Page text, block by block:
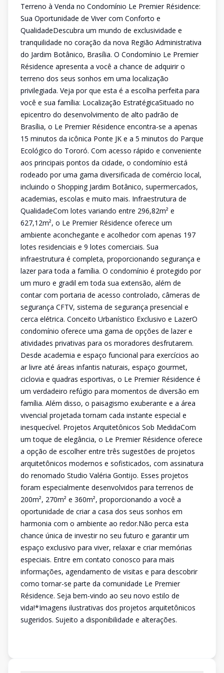
Terreno à Venda no Condomínio Le Premier Résidence:
Sua Oportunidade de Viver com Conforto e
QualidadeDescubra um mundo de exclusividade e
tranquilidade no coração da nova Região Administrativa
do Jardim Botânico, Brasília. O Condomínio Le Premier
Résidence apresenta a você a chance de adquirir o
terreno dos seus sonhos em uma localização
privilegiada. Veja por que esta é a escolha perfeita para
você e sua família: Localização EstratégicaSituado no
epicentro do desenvolvimento de alto padrão de
Brasília, o Le Premier Résidence encontra-se a apenas
15 minutos da icônica Ponte JK e a 5 minutos do Parque
Ecológico do Tororó. Com acesso rápido e conveniente
aos principais pontos da cidade, o condomínio está
rodeado por uma gama diversificada de comércio local,
incluindo o Shopping Jardim Botânico, supermercados,
academias, escolas e muito mais. Infraestrutura de
QualidadeCom lotes variando entre 296,82m² e
627,12m², o Le Premier Résidence oferece um
ambiente aconchegante e acolhedor com apenas 197
lotes residenciais e 9 lotes comerciais. Sua
infraestrutura é completa, proporcionando segurança e
lazer para toda a família. O condomínio é protegido por
um muro e gradil em toda sua extensão, além de
contar com portaria de acesso controlado, câmeras de
segurança CFTV, sistema de segurança presencial e
cerca elétrica. Conceito Urbanístico Exclusivo e LazerO
condomínio oferece uma gama de opções de lazer e
atividades privativas para os moradores desfrutarem.
Desde academia e espaço funcional para exercícios ao
ar livre até áreas infantis naturais, espaço gourmet,
ciclovia e quadras esportivas, o Le Premier Résidence é
um verdadeiro refúgio para momentos de diversão em
família. Além disso, o paisagismo exuberante e a área
vivencial projetada tornam cada instante especial e
inesquecível. Projetos Arquitetônicos Sob MedidaCom
um toque de elegância, o Le Premier Résidence oferece
a opção de escolher entre três sugestões de projetos
arquitetônicos modernos e sofisticados, com assinatura
do renomado Studio Valéria Gontijo. Esses projetos
foram especialmente desenvolvidos para terrenos de
200m², 270m² e 360m², proporcionando a você a
oportunidade de criar a casa dos seus sonhos em
harmonia com o ambiente ao redor.Não perca esta
chance única de investir no seu futuro e garantir um
espaço exclusivo para viver, relaxar e criar memórias
especiais. Entre em contato conosco para mais
informações, agendamento de visitas e para descobrir
como tornar-se parte da comunidade Le Premier
Résidence. Seja bem-vindo ao seu novo estilo de
vida!*Imagens ilustrativas dos projetos arquitetônicos
sugeridos. Sujeito a disponibilidade e alterações.